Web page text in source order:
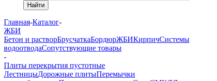
Найти
Главная-Каталог-
ЖБИ
Бетон и растворБрусчаткаБордюрЖБИКирпичСистемы
водоотводаСопутствующие товары
-
Плиты перекрытия пустотные
ЛестницыДорожные плитыПеремычки